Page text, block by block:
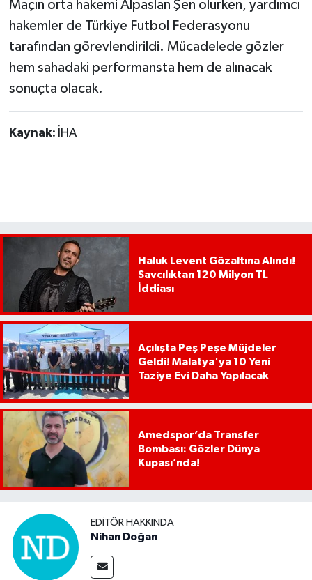
Maçın orta hakemi Alpaslan Şen olurken, yardımcı
hakemler de Türkiye Futbol Federasyonu
tarafından görevlendirildi. Mücadelede gözler
hem sahadaki performansta hem de alınacak
sonuçta olacak.
Kaynak: İHA
Haluk Levent Gözaltına Alındı!
Savcılıktan 120 Milyon TL
İddiası
Açılışta Peş Peşe Müjdeler
Geldi! Malatya'ya 10 Yeni
Taziye Evi Daha Yapılacak
Amedspor’da Transfer
Bombası: Gözler Dünya
Kupası’nda!
EDITÖR HAKKINDA
Nihan Doğan